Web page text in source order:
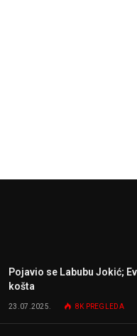
Pojavio se Labubu Jokić;
košta
23.07.2025. 8K PREGLEDA